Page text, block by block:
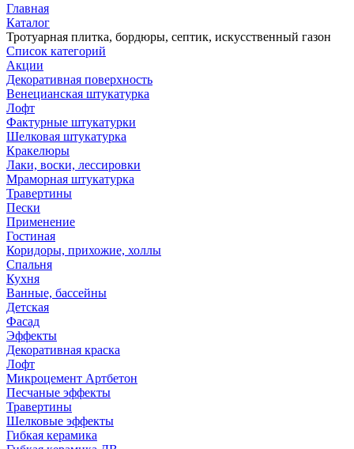
Главная
Каталог
Тротуарная плитка, бордюры, септик, искусственный газон
Список категорий
Акции
Декоративная поверхность
Венецианская штукатурка
Лофт
Фактурные штукатурки
Шелковая штукатурка
Кракелюры
Лаки, воски, лессировки
Мраморная штукатурка
Травертины
Пески
Применение
Гостиная
Коридоры, прихожие, холлы
Спальня
Кухня
Ванные, бассейны
Детская
Фасад
Эффекты
Декоративная краска
Лофт
Микроцемент Артбетон
Песчаные эффекты
Травертины
Шелковые эффекты
Гибкая керамика